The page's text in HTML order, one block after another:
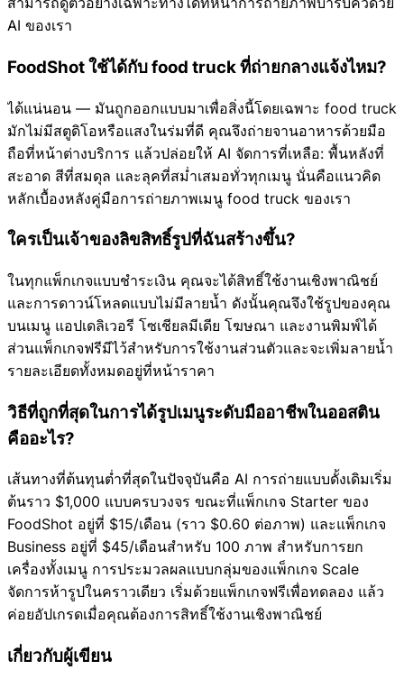
AI ของเรา
FoodShot ใช้ได้กับ food truck ที่ถ่ายกลางแจ้งไหม?
ได้แน่นอน — มันถูกออกแบบมาเพื่อสิ่งนี้โดยเฉพาะ food truck
มักไม่มีสตูดิโอหรือแสงในร่มที่ดี คุณจึงถ่ายจานอาหารด้วยมือ
ถือที่หน้าต่างบริการ แล้วปล่อยให้ AI จัดการที่เหลือ: พื้นหลังที่
สะอาด สีที่สมดุล และลุคที่สม่ำเสมอทั่วทุกเมนู นั่นคือแนวคิด
หลักเบื้องหลังคู่มือการถ่ายภาพเมนู food truck ของเรา
ใครเป็นเจ้าของลิขสิทธิ์รูปที่ฉันสร้างขึ้น?
ในทุกแพ็กเกจแบบชำระเงิน คุณจะได้สิทธิ์ใช้งานเชิงพาณิชย์
และการดาวน์โหลดแบบไม่มีลายน้ำ ดังนั้นคุณจึงใช้รูปของคุณ
บนเมนู แอปเดลิเวอรี โซเชียลมีเดีย โฆษณา และงานพิมพ์ได้
ส่วนแพ็กเกจฟรีมีไว้สำหรับการใช้งานส่วนตัวและจะเพิ่มลายน้ำ
รายละเอียดทั้งหมดอยู่ที่หน้าราคา
วิธีที่ถูกที่สุดในการได้รูปเมนูระดับมืออาชีพในออสติน
คืออะไร?
เส้นทางที่ต้นทุนต่ำที่สุดในปัจจุบันคือ AI การถ่ายแบบดั้งเดิมเริ่ม
ต้นราว $1,000 แบบครบวงจร ขณะที่แพ็กเกจ Starter ของ
FoodShot อยู่ที่ $15/เดือน (ราว $0.60 ต่อภาพ) และแพ็กเกจ
Business อยู่ที่ $45/เดือนสำหรับ 100 ภาพ สำหรับการยก
เครื่องทั้งเมนู การประมวลผลแบบกลุ่มของแพ็กเกจ Scale
จัดการห้ารูปในคราวเดียว เริ่มด้วยแพ็กเกจฟรีเพื่อทดลอง แล้ว
ค่อยอัปเกรดเมื่อคุณต้องการสิทธิ์ใช้งานเชิงพาณิชย์
เกี่ยวกับผู้เขียน